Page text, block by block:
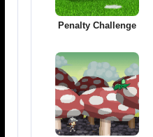
Penalty Challenge